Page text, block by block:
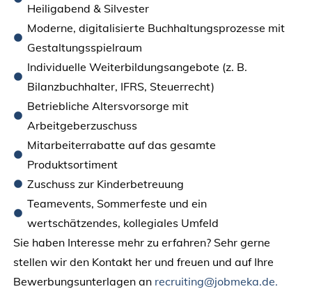
Heiligabend & Silvester
Moderne, digitalisierte Buchhaltungsprozesse mit
Gestaltungsspielraum
Individuelle Weiterbildungsangebote (z. B.
Bilanzbuchhalter, IFRS, Steuerrecht)
Betriebliche Altersvorsorge mit
Arbeitgeberzuschuss
Mitarbeiterrabatte auf das gesamte
Produktsortiment
Zuschuss zur Kinderbetreuung
Teamevents, Sommerfeste und ein
wertschätzendes, kollegiales Umfeld
Sie haben Interesse mehr zu erfahren? Sehr gerne
stellen wir den Kontakt her und freuen und auf Ihre
Bewerbungsunterlagen an recruiting@jobmeka.de.